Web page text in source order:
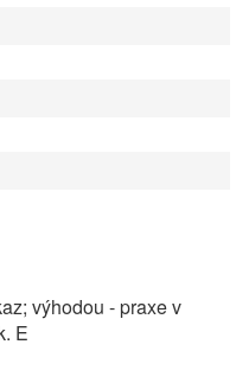
výhodou - praxe v
E